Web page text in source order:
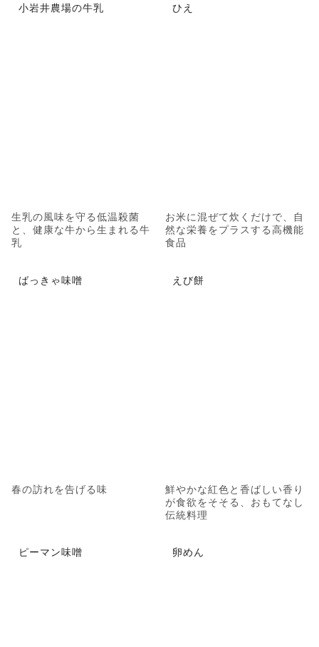
小岩井農場の牛乳
生乳の風味を守る低温殺菌
と、健康な牛から生まれる牛
乳
ひえ
お米に混ぜて炊くだけで、自
然な栄養をプラスする高機能
食品
ばっきゃ味噌
春の訪れを告げる味
えび餅
鮮やかな紅色と香ばしい香り
が食欲をそそる、おもてなし
伝統料理
ピーマン味噌 卵めん